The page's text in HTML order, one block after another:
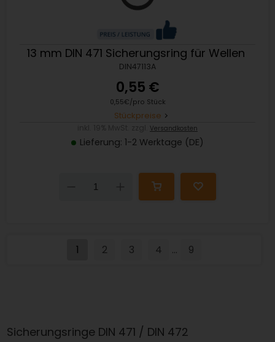
13 mm DIN 471 Sicherungsring für Wellen
DIN47113A
0,55 €
0,55€/pro Stück
Stückpreise
Versandkosten
Lieferung: 1-2 Werktage (DE)
Down
1 2 3 4 ... 9
Sicherungsringe DIN 471 / DIN 472